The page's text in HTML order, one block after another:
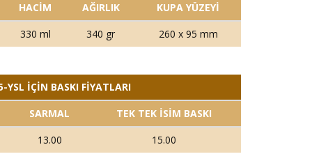
HACİM
AĞIRLIK
KUPA YÜZEYİ
330 ml
340 gr 260 x 95 mm
YSL İÇİN BASKI FİYATLARI
SARMAL
TEK TEK İSİM BASKI
13.00
15.00